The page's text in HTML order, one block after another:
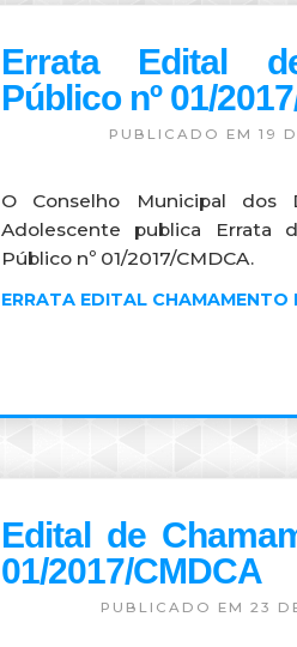
Errata Edital
Público nº 01/
PUBLICADO EM 19
O Conselho Municipal
Adolescente publica Errata
Público nº 01/2017/CMDCA.
ERRATA EDITAL
Edital de
01/2017/CMDCA
PUBLICADO EM 23